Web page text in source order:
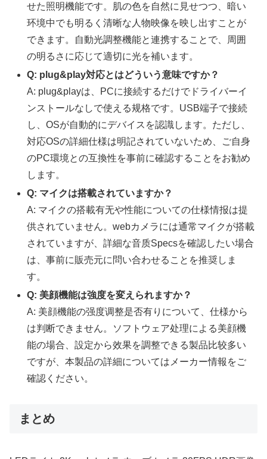
せた照明機能です。肌の色を自然に見せつつ、暗い
环境中でも明るく清晰な人物映像を映し出すことが
できます。自動光調整機能と連携することで、周囲
の明るさに応じて適切に光を補います。
Q: plug&play対応とはどういう意味ですか？
A: plug&playは、PCに接続するだけでドライバーイ
ンストールなしで使える规格です。USB端子で接続
し、OSが自動的にデバイスを認識します。ただし、
対応OSの詳細仕様は明記されていないため、ご自身
のPC環境との互換性を事前に確認することをお勧め
します。
Q: マイクは搭載されていますか？
A: マイクの搭載有无や性能についての仕様情报は提
供されていません。webカメラには通常マイクが搭載
されていますが、詳細な音质Specsを確認したい場合
は、事前に販売元に問い合わせることを推奨しま
す。
Q: 美顔機能は強度を変えられますか？
A: 美顔機能の强度调整是否有りについて、仕様から
は判断できません。ソフトウェア处理による美顔機
能の場合、設定から效果を調整できる製品比较多い
ですが、本製品の詳細についてはメーカー情報をご
確認ください。
まとめ